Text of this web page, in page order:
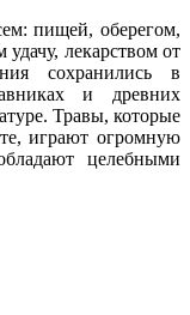
пищей, оберегом,
лекарством от
сохранились в
и древних
Травы, которые
играют огромную
целебными